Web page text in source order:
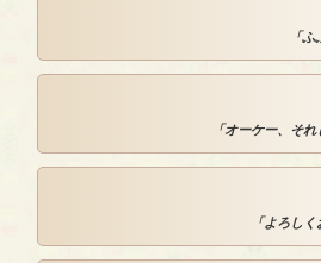
「
「オーケー、そ
「よろし